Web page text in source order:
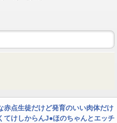
赤点生徒だけど発育のいい肉体だけ
てけしからんJ●ほのちゃんとエッチ